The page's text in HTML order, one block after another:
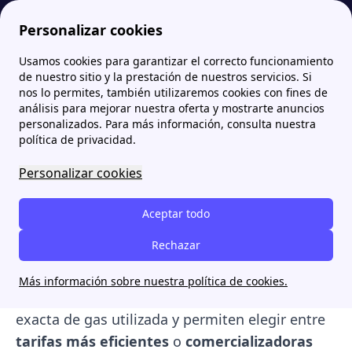
Personalizar cookies
Usamos cookies para garantizar el correcto funcionamiento
de nuestro sitio y la prestación de nuestros servicios. Si
nos lo permites, también utilizaremos cookies con fines de
análisis para mejorar nuestra oferta y mostrarte anuncios
personalizados. Para más información, consulta nuestra
política de privacidad.
Personalizar cookies
Aceptar todo
Rechazar
Más información sobre nuestra política de cookies.
Papernest.es Contador de Gas ¿Qué contador de gas natural comprar? Tipos, precios y tarifas disponibles
¿Qué contador de gas
natural comprar? Tipos,
precios y tarifas
disponibles
Comprar un
decisión importante para gestionar tu
consumo energético con mayor control. Estos
exacta de gas utilizada y permiten elegir entre
tarifas más eficientes o comercializadoras